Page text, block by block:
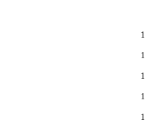
1
1
1
1
1